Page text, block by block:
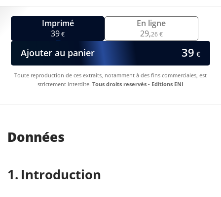
Imprimé
39€
En ligne
29,26 €
Ajouter au panier 39 €
Toute reproduction de ces extraits, notamment à des fins commerciales, est
strictement interdite. Tous droits reservés - Editions ENI
Données
Introduction